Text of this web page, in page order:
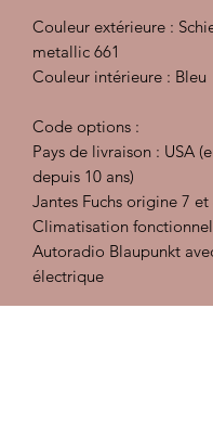
Couleur extérieure :
metallic 661
Couleur intérieure : Bleu
Code options :
Pays de livraison : USA
depuis 10 ans)
Jantes Fuchs origine 7 et
Climatisation
Autoradio Blaupunkt
électrique